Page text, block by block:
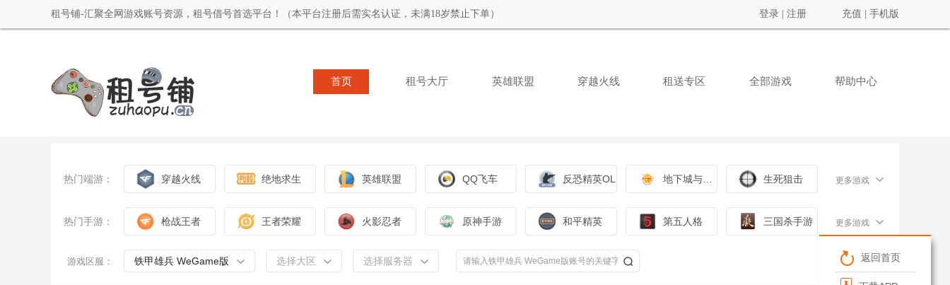
租号铺-汇聚全网游戏账号资源，租号借号首选平台！（本平台注册后需实名认证，未满18岁禁止下单） 登录 注册 充值 手机版
首页 租号大厅 英雄联盟 穿越火线 租送专区 全部游戏 帮助中心
返回首页
热门端游： 穿越火线 绝地求生 英雄联盟 QQ飞车 反恐精英OL 生死狙击 更多游戏
热门手游： 枪战王者 王者荣耀 火影忍者 原神手游 和平精英 第五人格 三国杀手游 更多游戏
游戏区服： 铁甲雄兵 WeGame版 选择大区 选择服务器